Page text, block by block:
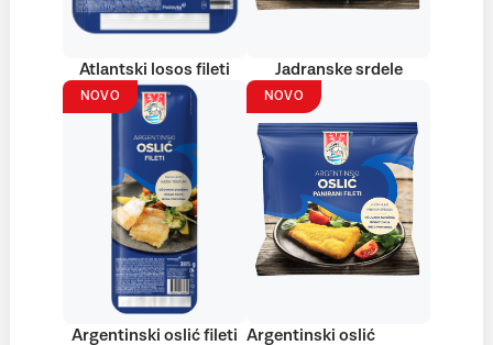
Atlantski losos fileti Jadranske srdele
NOVO
Argentinski oslić fileti
NOVO
Argentinski oslić